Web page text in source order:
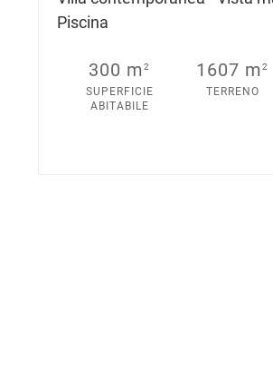
Piscina
300 m2
SUPERFICIE
ABITABILE
1607 m2
TERRENO